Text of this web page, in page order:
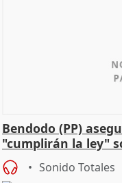
Bendodo (PP)
"cumplirán la ley"
Sonido Totales